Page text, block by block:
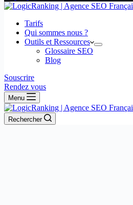
Tarifs
Qui sommes nous ?
Outils et Ressources
Glossaire SEO
Blog
Souscrire
Rendez vous
Menu
Rechercher